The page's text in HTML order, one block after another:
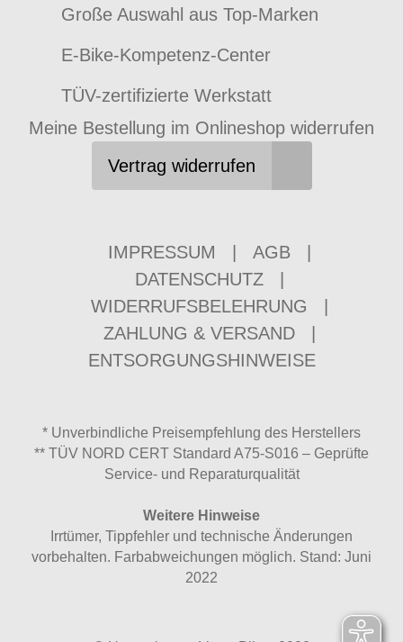
Große Auswahl aus Top-Marken
E-Bike-Kompetenz-Center
TÜV-zertifizierte Werkstatt
Meine Bestellung im Onlineshop widerrufen
Vertrag widerrufen
IMPRESSUM AGB
DATENSCHUTZ
WIDERRUFSBELEHRUNG
ZAHLUNG & VERSAND
ENTSORGUNGSHINWEISE
* Unverbindliche Preisempfehlung des Herstellers
** TÜV NORD CERT Standard A75-S016 – Geprüfte
Service- und Reparaturqualität
Weitere Hinweise
Irrtümer, Tippfehler und technische Änderungen
vorbehalten. Farbabweichungen möglich. Stand: Juni
2022